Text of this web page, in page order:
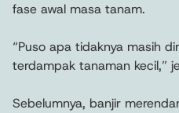
fase awal masa tanam.
“Puso apa tidaknya masih
terdampak tanaman kecil,”
Sebelumnya, banjir